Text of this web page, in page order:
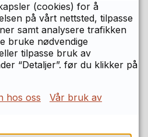
(cookies) for å
på vårt nettsted, tilpasse
samt analysere trafikken
bruke nødvendige
tilpasse bruk av
“Detaljer”. før du klikker på
hos oss
Vår bruk av